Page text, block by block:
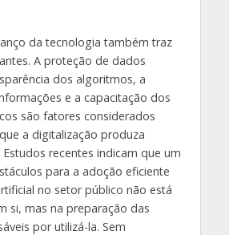
da tecnologia também traz
A proteção de dados
dos algoritmos, a
e a capacitação dos
são fatores considerados
a digitalização produza
recentes indicam que um
para a adoção eficiente
no setor público não está
si, mas na preparação das
por utilizá-la. Sem